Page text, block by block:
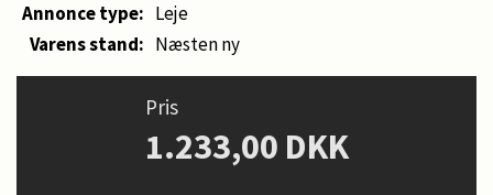
Annonce type: Leje
Varens stand: Næsten ny
Pris
1.233,00 DKK